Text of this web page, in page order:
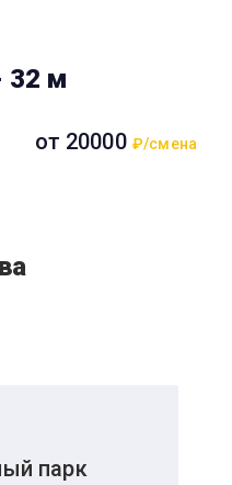
32 м
от 20000 ₽/смена
парк